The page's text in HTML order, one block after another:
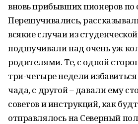
вновь прибывших пионеров по
Перешучивались,
всякие случаи из
подшучивали над очень уж
родителями. Те, с одной
три-четыре недели
чада, с другой – давали ему
советов и инструкций, как
отправлялось на Северный